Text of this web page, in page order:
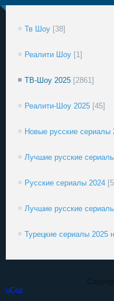
Тв Шоу [38]
Реалити Шоу [1]
ТВ-Шоу 2025 [2861]
Реалити-Шоу 2025 [45]
Новые русские сериалы
Лучшие русские
Русские сериалы 2024
Лучшие русские
Турецкие сериалы 2025
uCoz